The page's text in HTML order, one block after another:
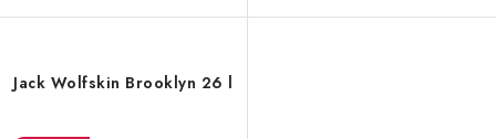
Jack Wolfskin Brooklyn 26 l